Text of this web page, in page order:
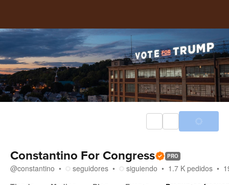
Constantino For Congress PRO
@constantino seguidores siguiendo 1.7 K pedidos